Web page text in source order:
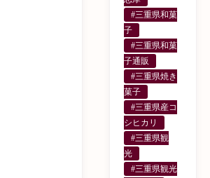
#三重県和菓
子
#三重県和菓
子通販
#三重県焼き
菓子
#三重県産コ
シヒカリ
#三重県観
光
#三重県観光